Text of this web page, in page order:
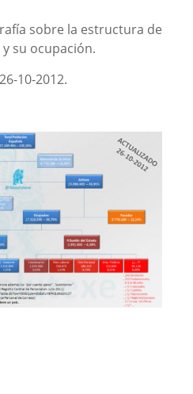
sobre la estructura de
su ocupación.
10-2012.